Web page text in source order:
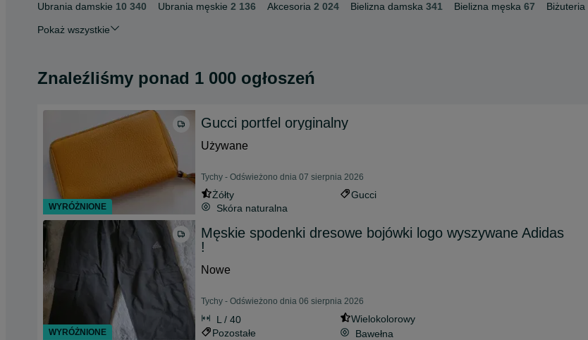
Ubrania damskie 10 340 Ubrania męskie 2 136 Akcesoria 2 024 Bielizna damska 341 Bielizna męska 67 Biżuteria
Pokaż wszystkie
Znaleźliśmy ponad 1 000 ogłoszeń
Gucci portfel oryginalny
Używane
Tychy - Odświeżono dnia 07 sierpnia 2026
Żółty
Gucci
Skóra naturalna
Męskie spodenki dresowe bojówki logo wyszywane Adidas
!
Nowe
Tychy - Odświeżono dnia 06 sierpnia 2026
L / 40
Wielokolorowy
Pozostałe
Bawełna
WYRÓŻNIONE
WYRÓŻNIONE